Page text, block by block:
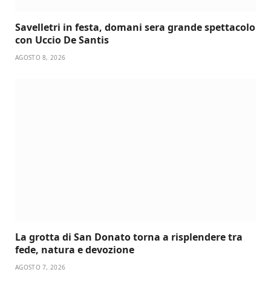
Savelletri in festa, domani sera grande spettacolo
con Uccio De Santis
AGOSTO 8, 2026
La grotta di San Donato torna a risplendere tra
fede, natura e devozione
AGOSTO 7, 2026